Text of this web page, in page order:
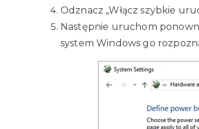
Odznacz „Włącz szybkie
Następnie uruchom
system Windows go